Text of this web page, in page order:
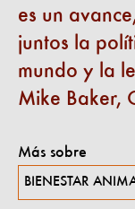
es un
juntos la
mundo y la
Mike Baker,
Más sobre
BIENESTAR